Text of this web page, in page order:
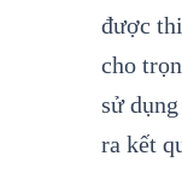
được
cho
sử
ra kết